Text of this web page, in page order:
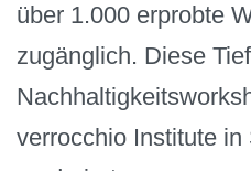
über 1.000 erprobte
zugänglich. Diese
verrocchio Institute in